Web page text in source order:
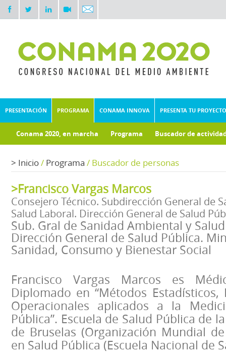
PRESENTACIÓN PROGRAMA CONAMA INNOVA PRESENTA TU PROYECTO
Conama 2020, en marcha Programa Buscador de
> Inicio/ Programa / Buscador de personas
>Francisco Vargas Marcos
Consejero Técnico. Subdirección General de
Salud Laboral. Dirección General de Salud
Sub. Gral de Sanidad Ambiental y
Dirección General de Salud Pública.
Sanidad, Consumo y Bienestar Social
Francisco Vargas Marcos es
Diplomado en “Métodos Estadísticos,
Operacionales aplicados a la
Pública”. Escuela de Salud Pública de
de Bruselas (Organización Mundial
en Salud Pública (Escuela Nacional de